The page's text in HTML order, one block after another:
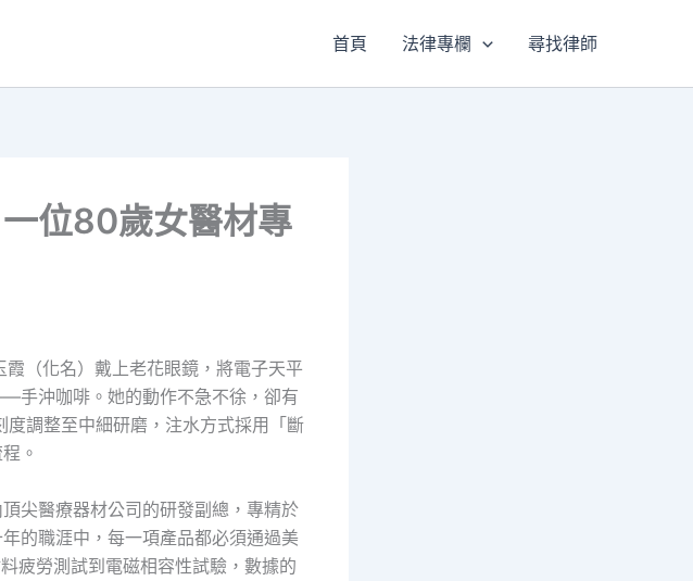
首頁 法律專欄 尋找律師
位80歲女醫材專
（化名）戴上老花眼鏡，將電子天平
手沖咖啡。她的動作不急不徐，卻有
調整至中細研磨，注水方式採用「斷
。
尖醫療器材公司的研發副總，專精於
的職涯中，每一項產品都必須通過美
疲勞測試到電磁相容性試驗，數據的